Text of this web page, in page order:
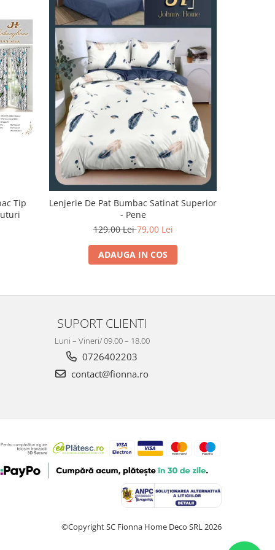
Tip
Lenjerie De Pat Bumbac Satinat Superior
- Pene
129,00 Lei79,00 Lei
ADAUGA IN COS
SUPORT CLIENTI
Luni – Vineri/ 09.00 – 18.00
0726402203
contact@fionna.ro
©Copyright SC Fionna Home Deco SRL 2026